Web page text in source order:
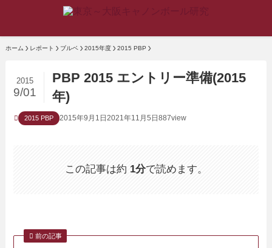
ホーム レポート ブルベ 2015年度 2015 PBP
PBP 2015 エントリー準備(2015
年)
2015
9/01
2015 PBP 2015年9月1日2021年11月5日887view
この記事は約 1分で読めます。
前の記事